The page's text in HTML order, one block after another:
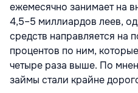
ежемесячно занимает на
4,5–5 миллиардов леев,
средств направляется на
процентов по ним,
четыре раза выше. По
займы стали крайне